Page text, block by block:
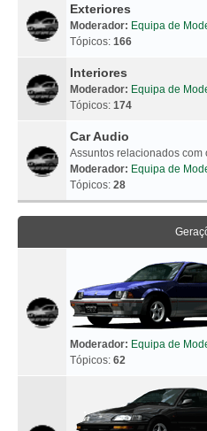
Exteriores
Moderador: Equipa de
Tópicos: 166
Interiores
Moderador: Equipa de
Tópicos: 174
Car Audio
Assuntos relacionados
Moderador: Equipa de
Tópicos: 28
Moderador: Equipa de
Tópicos: 62